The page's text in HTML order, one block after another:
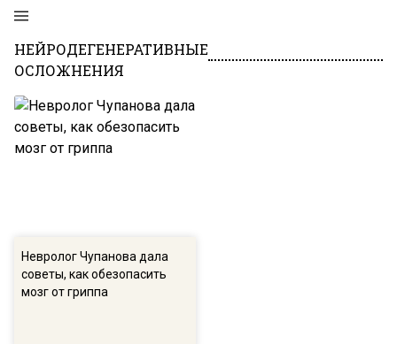
НЕЙРОДЕГЕНЕРАТИВНЫЕ
ОСЛОЖНЕНИЯ
Невролог Чупанова дала
советы, как обезопасить
мозг от гриппа